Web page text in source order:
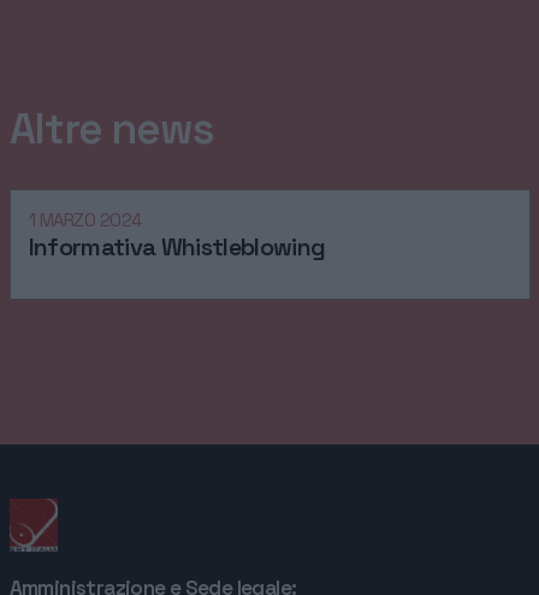
AZIENDA
Altre news
1 MARZO 2024
Informativa Whistleblowing
Amministrazione e Sede legale: